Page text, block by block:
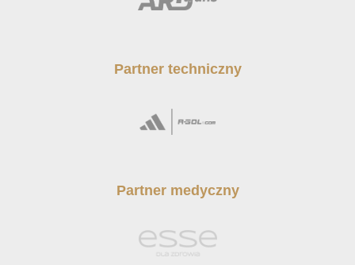
Partner techniczny
Partner medyczny